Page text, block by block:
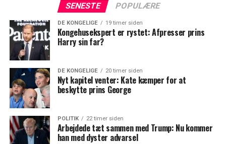
SENESTE POPULÆRE
DE KONGELIGE 19 timer siden
Kongehusekspert er rystet: Afpresser prins
Harry sin far?
DE KONGELIGE 20 timer siden
Nyt kapitel venter: Kate kæmper for at
beskytte prins George
POLITIK 22 timer siden
Arbejdede tæt sammen med Trump: Nu kommer
han med dyster advarsel